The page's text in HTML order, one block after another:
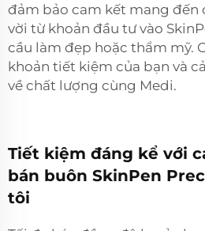
đảm bảo cam kết mang đến
vời từ khoản đầu tư vào
cầu làm đẹp hoặc thẩm mỹ.
khoản tiết kiệm của bạn và
về chất lượng cùng Medi.
Tiết kiệm đáng kể với
bán buôn SkinPen
tôi